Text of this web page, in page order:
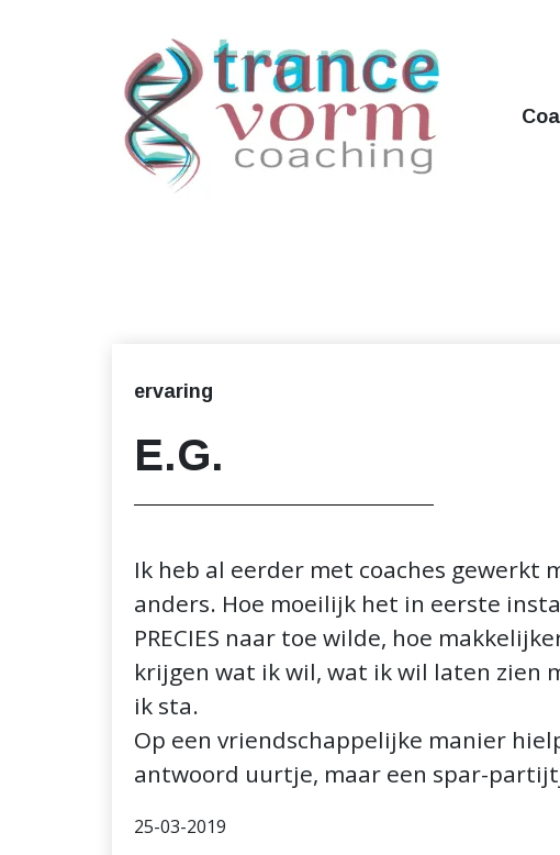
ervaring
E.G.
Ik heb al eerder met coaches gewerkt
anders. Hoe moeilijk het in eerste
PRECIES naar toe wilde, hoe
krijgen wat ik wil, wat ik wil laten zien
ik sta.
Op een vriendschappelijke manier
antwoord uurtje, maar een spar-
25-03-2019